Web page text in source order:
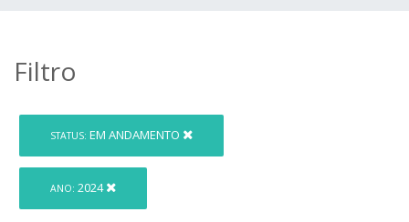
Filtro
STATUS: EM ANDAMENTO
ANO: 2024